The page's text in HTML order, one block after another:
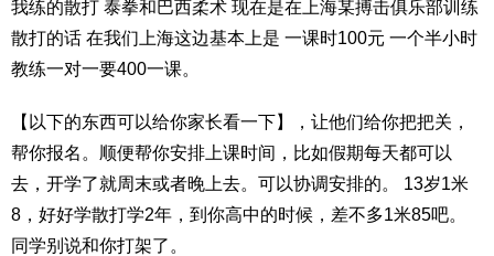
我练的散打 泰拳和巴西柔术 现在是在上海某搏击俱乐部训练
散打的话 在我们上海这边基本上是 一课时100元 一个半小时
教练一对一要400一课。
【以下的东西可以给你家长看一下】，让他们给你把把关，
帮你报名。顺便帮你安排上课时间，比如假期每天都可以
去，开学了就周末或者晚上去。可以协调安排的。 13岁1米
8，好好学散打学2年，到你高中的时候，差不多1米85吧。
同学别说和你打架了。